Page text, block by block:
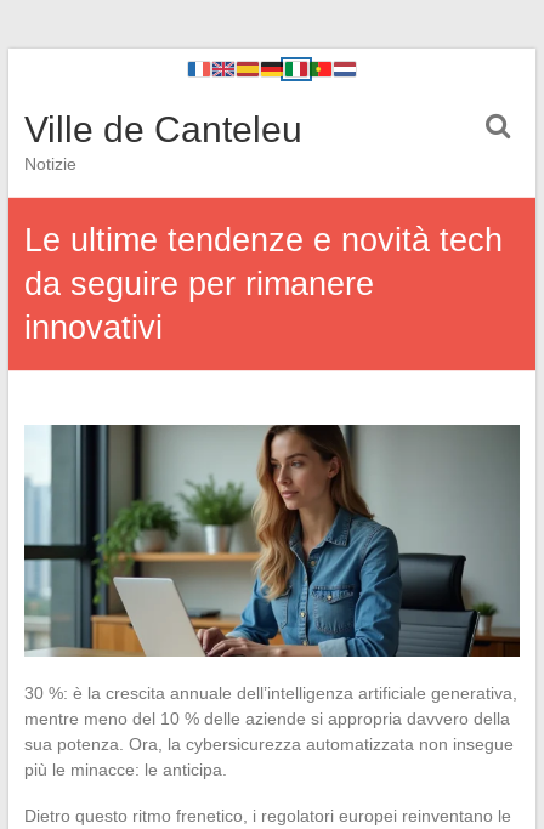
Ville de Canteleu
Notizie
Le ultime tendenze e novità tech
da seguire per rimanere
innovativi
30 %: è la crescita annuale dell’intelligenza artificiale generativa,
mentre meno del 10 % delle aziende si appropria davvero della
sua potenza. Ora, la cybersicurezza automatizzata non insegue
più le minacce: le anticipa.
Dietro questo ritmo frenetico, i regolatori europei reinventano le